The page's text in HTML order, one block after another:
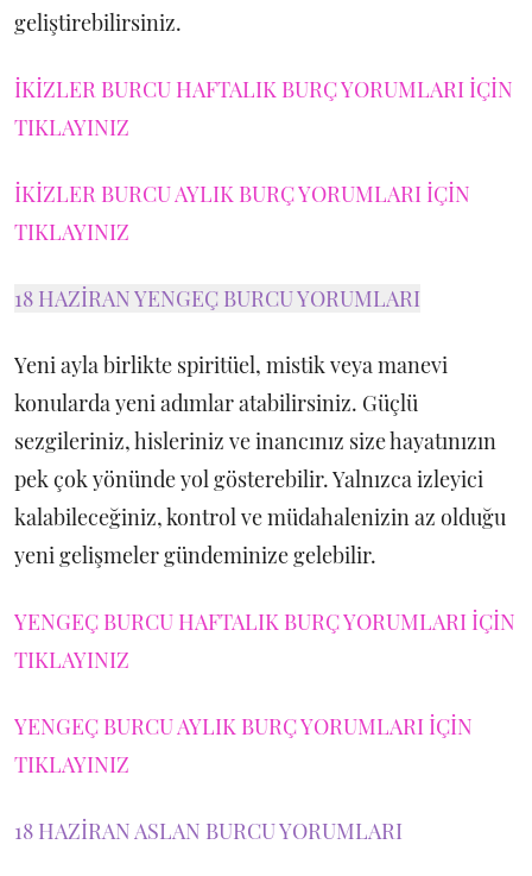
geliştirebilirsiniz.
İKİZLER BURCU HAFTALIK BURÇ YORUMLARI İÇİN
TIKLAYINIZ
İKİZLER BURCU AYLIK BURÇ YORUMLARI İÇİN
TIKLAYINIZ
18 HAZİRAN YENGEÇ BURCU YORUMLARI
Yeni ayla birlikte spiritüel, mistik veya manevi
konularda yeni adımlar atabilirsiniz. Güçlü
sezgileriniz, hisleriniz ve inancınız size hayatınızın
pek çok yönünde yol gösterebilir. Yalnızca izleyici
kalabileceğiniz, kontrol ve müdahalenizin az olduğu
yeni gelişmeler gündeminize gelebilir.
YENGEÇ BURCU HAFTALIK BURÇ YORUMLARI İÇİN
TIKLAYINIZ
YENGEÇ BURCU AYLIK BURÇ YORUMLARI İÇİN
TIKLAYINIZ
18 HAZİRAN ASLAN BURCU YORUMLARI